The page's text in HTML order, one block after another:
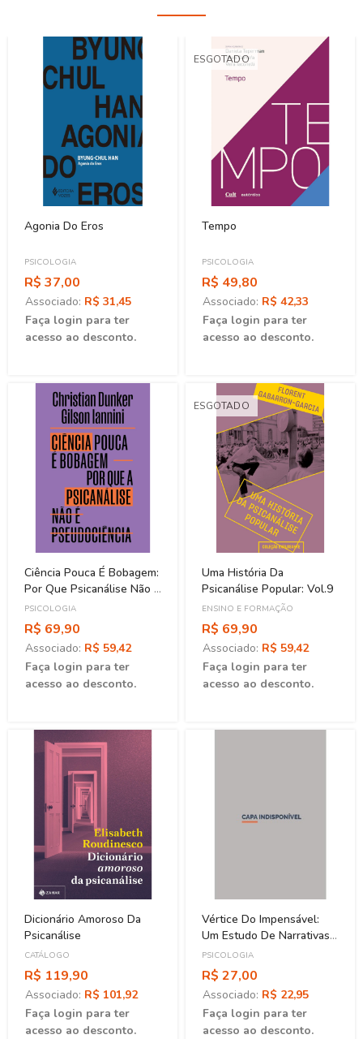
Agonia Do Eros
PSICOLOGIA
R$ 37,00
Associado: R$ 31,45
Faça login para ter
acesso ao desconto.
Ciência Pouca É Bobagem:
Por Que Psicanálise Não É
Pseudociência
PSICOLOGIA
R$ 69,90
Associado: R$ 59,42
Faça login para ter
acesso ao desconto.
Dicionário Amoroso Da
Psicanálise
CATÁLOGO
R$ 119,90
Associado: R$ 101,92
Faça login para ter
acesso ao desconto.
ESGOTADO
Tempo
PSICOLOGIA
R$ 49,80
Associado: R$ 42,33
Faça login para ter
acesso ao desconto.
ESGOTADO
Uma História Da
Psicanálise Popular: Vol.9
ENSINO E FORMAÇÃO
R$ 69,90
Associado: R$ 59,42
Faça login para ter
acesso ao desconto.
Vértice Do Impensável:
Um Estudo De Narrativas
Em Síndrome De Down
PSICOLOGIA
R$ 27,00
Associado: R$ 22,95
Faça login para ter
acesso ao desconto.